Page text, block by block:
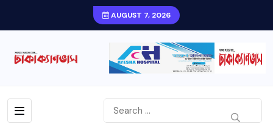
AUGUST 7, 2026